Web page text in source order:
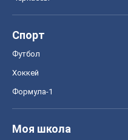
Спорт
Футбол
Хоккей
Формула-1
Моя школа